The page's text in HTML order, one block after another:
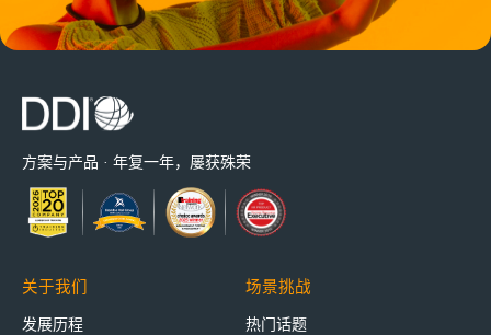
方案与产品 · 年复一年，屡获殊荣
关于我们
发展历程
场景挑战
热门话题